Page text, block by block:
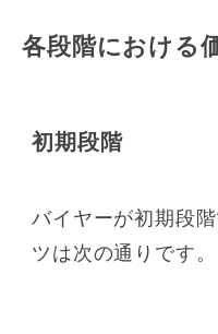
各段階における
初期段階
バイヤーが初期段
ツは次の通りです。